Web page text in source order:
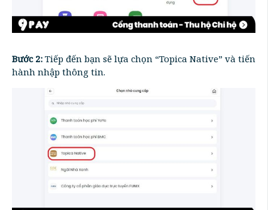
Bước 2: Tiếp đến bạn sẽ lựa chọn “Topica Native” và tiến
hành nhập thông tin.